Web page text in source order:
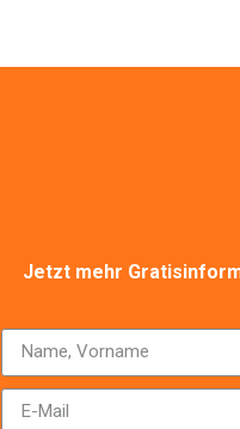
Jetzt mehr